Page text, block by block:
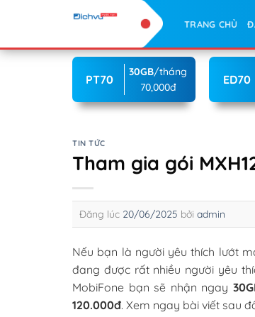
content
TRANG CHỦ
PT70
30GB/tháng
70,000đ
ED70
TIN TỨC
Tham gia gói
Đăng lúc 20/06/2025 bởi admin
Nếu bạn là người yêu thích lướt
đang được rất nhiều người yêu
MobiFone bạn sẽ nhận ngay
120.000đ. Xem ngay bài viết sau